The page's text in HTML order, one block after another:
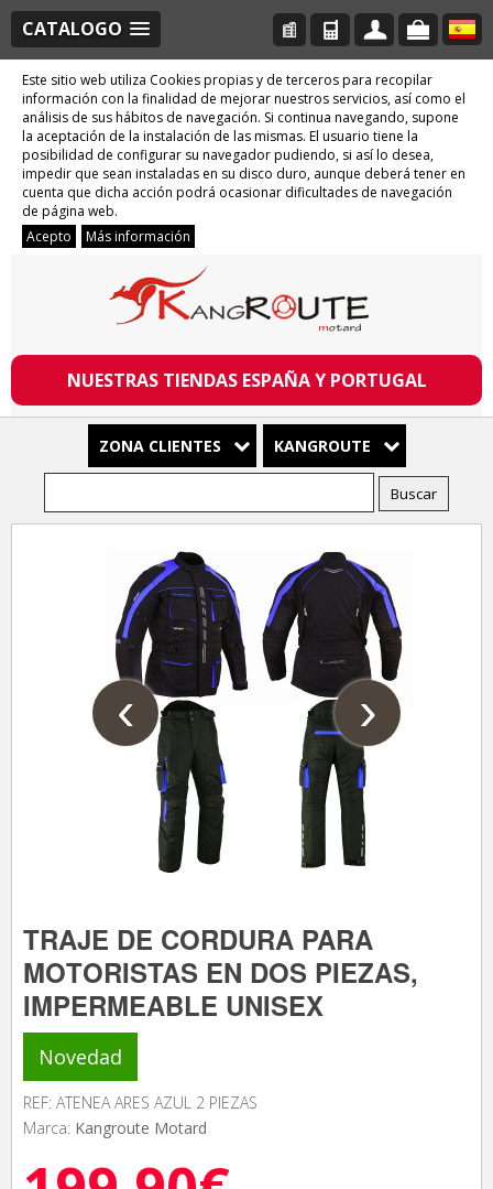
CATALOGO
Este sitio web utiliza Cookies propias y de terceros para recopilar
información con la finalidad de mejorar nuestros servicios, así como el
análisis de sus hábitos de navegación. Si continua navegando, supone
la aceptación de la instalación de las mismas. El usuario tiene la
posibilidad de configurar su navegador pudiendo, si así lo desea,
impedir que sean instaladas en su disco duro, aunque deberá tener en
cuenta que dicha acción podrá ocasionar dificultades de navegación
de página web.
Acepto
Más información
NUESTRAS TIENDAS ESPAÑA Y PORTUGAL
ZONA CLIENTES KANGROUTE
‹ ›
TRAJE DE CORDURA PARA
MOTORISTAS EN DOS PIEZAS,
IMPERMEABLE UNISEX
Novedad
REF: ATENEA ARES AZUL 2 PIEZAS
Marca: Kangroute Motard